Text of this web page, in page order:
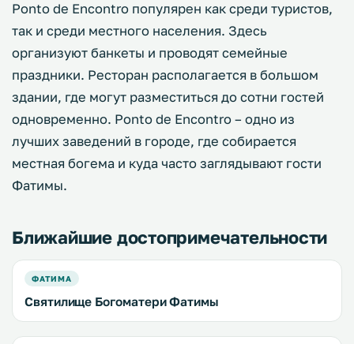
Ponto de Encontro популярен как среди туристов,
так и среди местного населения. Здесь
организуют банкеты и проводят семейные
праздники. Ресторан располагается в большом
здании, где могут разместиться до сотни гостей
одновременно. Ponto de Encontro – одно из
лучших заведений в городе, где собирается
местная богема и куда чаcто заглядывают гости
Фатимы.
Ближайшие достопримечательности
ФАТИМА
Святилище Богоматери Фатимы